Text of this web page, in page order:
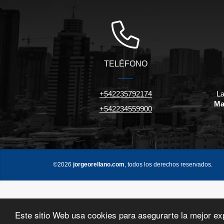
Este sitio Web usa cookies para asegurarte la mejor
TELÉFONO
+542235792174
+542234559900
©2026 jorgeorellano.com , todos los derechos reservados.